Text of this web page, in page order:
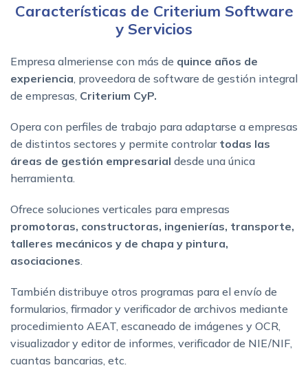
Características de Criterium Software
y Servicios
Empresa almeriense con más de quince años de
experiencia, proveedora de software de gestión integral
de empresas, Criterium CyP.
Opera con perfiles de trabajo para adaptarse a empresas
de distintos sectores y permite controlar todas las
áreas de gestión empresarial desde una única
herramienta.
Ofrece soluciones verticales para empresas
promotoras, constructoras, ingenierías, transporte,
talleres mecánicos y de chapa y pintura,
asociaciones.
También distribuye otros programas para el envío de
formularios, firmador y verificador de archivos mediante
procedimiento AEAT, escaneado de imágenes y OCR,
visualizador y editor de informes, verificador de NIE/NIF,
cuantas bancarias, etc.